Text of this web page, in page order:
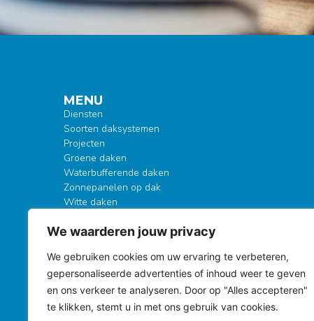
We waarderen jouw privacy
We gebruiken cookies om uw ervaring te verbeteren,
gepersonaliseerde advertenties of inhoud weer te geven
en ons verkeer te analyseren. Door op "Alles accepteren"
te klikken, stemt u in met ons gebruik van cookies.
MENU
Diensten
Soorten daksystemen
Projecten
Groene daken
Waterbufferende daken
Zonnepanelen op dak
Witte daken
Herbruikbare daken
Over Kewodak
Garantie
Contact
Bekijk onze vacatures